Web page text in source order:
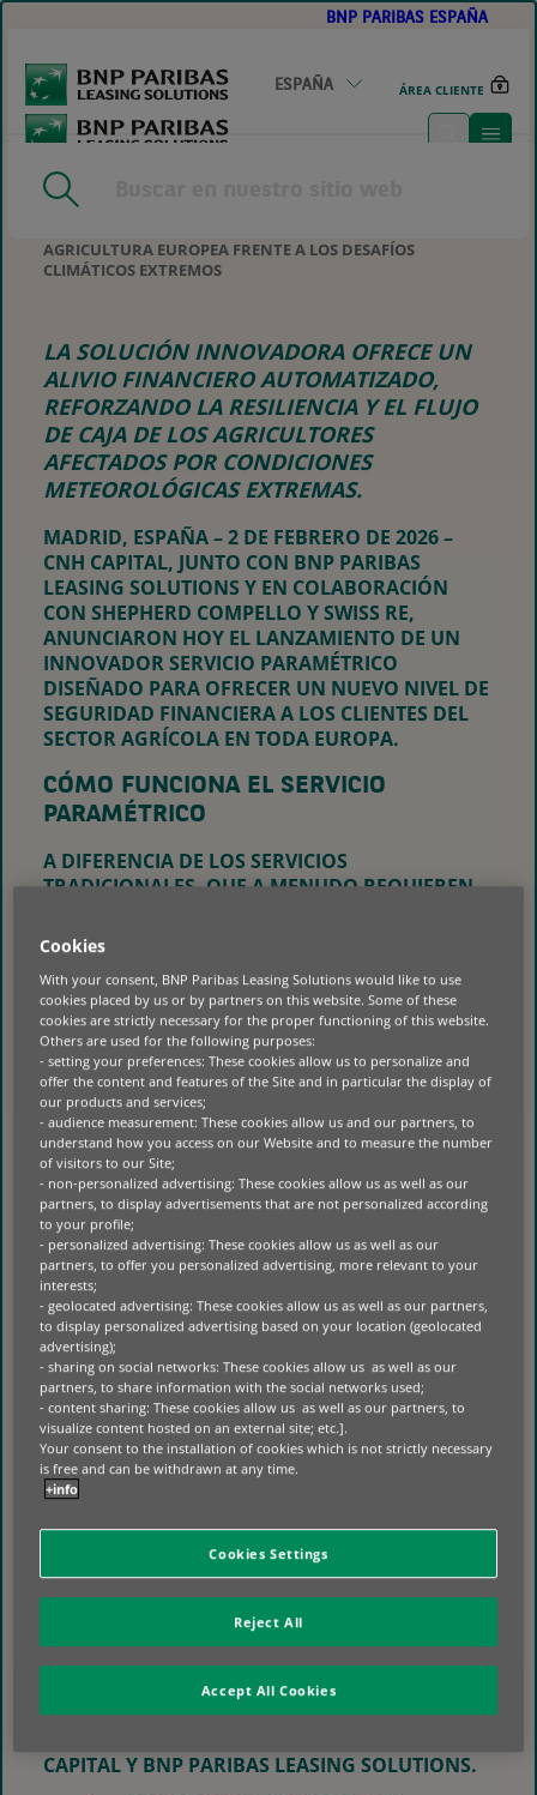
CONTENT
BNP PARIBAS ESPAÑA
ESPAÑA ÁREA CLIENTE
HOME
PARIBAS LEASING SOLUTIONS Y SWISS RE PRESENTAN UN
AGRICULTURA EUROPEA FRENTE A LOS DESAFÍOS
CLIMÁTICOS EXTREMOS
LA SOLUCIÓN INNOVADORA OFRECE UN
ALIVIO FINANCIERO AUTOMATIZADO,
REFORZANDO LA RESILIENCIA Y EL FLUJO
DE CAJA DE LOS AGRICULTORES
AFECTADOS POR CONDICIONES
METEOROLÓGICAS EXTREMAS.
MADRID, ESPAÑA – 2 DE FEBRERO DE 2026–
CNH CAPITAL, JUNTO CON BNP PARIBAS
LEASING SOLUTIONS Y EN COLABORACIÓN
CON SHEPHERD COMPELLO Y SWISS RE,
ANUNCIARON HOY EL LANZAMIENTO DE UN
INNOVADOR SERVICIO PARAMÉTRICO
DISEÑADO PARA OFRECER UN NUEVO NIVEL DE
SEGURIDAD FINANCIERA A LOS CLIENTES DEL
SECTOR AGRÍCOLA EN TODA EUROPA.
CÓMO FUNCIONA EL SERVICIO
PARAMÉTRICO
A DIFERENCIA DE LOS SERVICIOS
TRADICIONALES, QUE A MENUDO REQUIEREN
SERVICIO SE BASA EN LA TRANSPARENCIA Y LA
RAPIDEZ. SE TRATA DE UN SERVICIO
PARAMÉTRICO INTEGRADO EN LOS
CONTRATOS DE FINANCIACIÓN DE CNH
CAPITAL Y DISEÑADO PARA MITIGAR EL COSTE
FINANCIERO DEL “NO USO” DE LA MAQUINARIA
DURANTE PERIODOS DE CONDICIONES
METEOROLÓGICAS EXTREMAS.
BASADO EN PARÁMETROS:EL SERVICIO SE ACTIVA
AUTOMÁTICAMENTE CUANDO SE CUMPLEN LOS UMBRALES
METEOROLÓGICOS PREVIAMENTE ACORDADOS —BASADOS EN LA
INTENSIDAD Y DURACIÓN DEL EXCESO DE LLUVIAS O LA SEQUÍA—,
MEDIDOS MEDIANTE FUENTES DE DATOS SATELITALES
INDEPENDIENTES Y VERIFICABLES.
REEMBOLSO AUTOMÁTICO (SIN NECESIDAD DE RECLAMACIÓN):
DADO QUE EL PAGO SE ACTIVA EN FUNCIÓN DE DATOS
METEOROLÓGICOS OBJETIVOS Y NO DE DAÑOS FÍSICOS EN LA
MAQUINARIA, EL CLIENTE NO NECESITA PRESENTAR
DOCUMENTACIÓN NI SOMETERSE A UN PROCESO COMPLEJO DE
RECLAMACIÓN.
APOYO FINANCIERO:
UNA VEZ ACTIVADO, EL CLIENTE RECIBE
AUTOMÁTICAMENTE UN REEMBOLSO EQUIVALENTE A UNA CUOTA
MENSUAL (POR AÑO). ESTO PROPORCIONA UNA INYECCIÓN DE
LIQUIDEZ JUSTO CUANDO LAS CONDICIONES METEOROLÓGICAS
ADVERSAS INTERRUMPEN SU ACTIVIDAD.
EL SERVICIO INICIA SU DESPLIEGUE
PROGRESIVO ESTE MES, COMENZANDO EN
ESPAÑA, CON UN PLAN DE AMPLIACIÓN A
PERSPECTIVAS SOBRE LA
COLABORACIÓN
ESTA INICIATIVA SE APOYA EN LA EXPERIENCIA
PARAMÉTRICA DE SWISS RE Y APROVECHA LA
ESPECIALIZACIÓN DE SHEPHERD COMPELLO EN
GESTIÓN DE RIESGOS, REFORZANDO AÚN MÁS
CAPITAL Y BNP PARIBAS LEASING SOLUTIONS.
Cookies
With your consent, BNP Paribas Leasing Solutions would like to use
cookies placed by us or by partners on this website. Some of these
cookies are strictly necessary for the proper functioning of this website.
Others are used for the following purposes:
- setting your preferences: These cookies allow us to personalize and
offer the content and features of the Site and in particular the display of
our products and services;
- audience measurement: These cookies allow us and our partners, to
understand how you access on our Website and to measure the number
of visitors to our Site;
- non-personalized advertising: These cookies allow us as well as our
partners, to display advertisements that are not personalized according
to your profile;
- personalized advertising: These cookies allow us as well as our
partners, to offer you personalized advertising, more relevant to your
interests;
- geolocated advertising: These cookies allow us as well as our partners,
to display personalized advertising based on your location (geolocated
advertising);
- sharing on social networks: These cookies allow us as well as our
partners, to share information with the social networks used;
- content sharing: These cookies allow us as well as our partners, to
visualize content hosted on an external site; etc.].
Your consent to the installation of cookies which is not strictly necessary
is free and can be withdrawn at any time.
+info
Cookies Settings
Reject All
Accept All Cookies